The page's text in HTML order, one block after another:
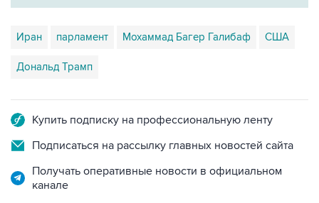
Иран парламент Мохаммад Багер Галибаф США
Дональд Трамп
Купить подписку на профессиональную ленту
Подписаться на рассылку главных новостей сайта
Получать оперативные новости в официальном
канале